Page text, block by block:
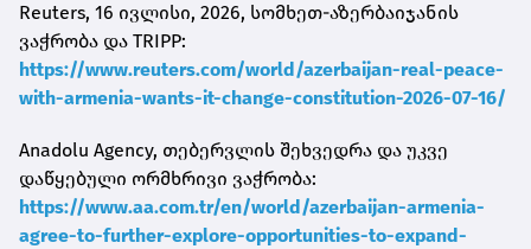
Reuters, 16 ივლისი, 2026, სომხეთ-აზერბაიჯანის
ვაჭრობა და TRIPP:
https://www.reuters.com/world/azerbaijan-real-peace-
with-armenia-wants-it-change-constitution-2026-07-16/
Anadolu Agency, თებერვლის შეხვედრა და უკვე
დაწყებული ორმხრივი ვაჭრობა:
https://www.aa.com.tr/en/world/azerbaijan-armenia-
agree-to-further-explore-opportunities-to-expand-